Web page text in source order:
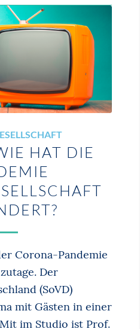
HAT DIE
Corona-Pandemie
Der
(SoVD)
mit Gästen in einer
Mit im Studio ist Prof.